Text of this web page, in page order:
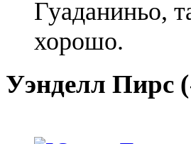
Гуаданиньо,
хорошо.
Уэнделл Пирс